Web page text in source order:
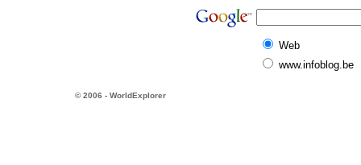
Web
www.infoblog.be
© 2006 - WorldExplorer